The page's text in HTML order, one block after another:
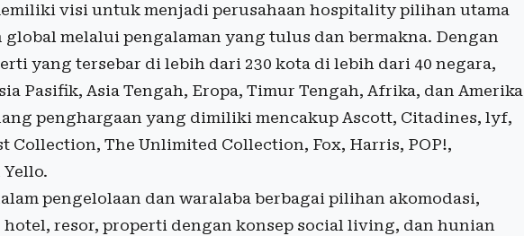
visi untuk menjadi perusahaan hospitality pilihan utama
melalui pengalaman yang tulus dan bermakna. Dengan
yang tersebar di lebih dari 230 kota di lebih dari 40 negara,
Pasifik, Asia Tengah, Eropa, Timur Tengah, Afrika, dan Amerika
penghargaan yang dimiliki mencakup Ascott, Citadines, lyf,
Collection, The Unlimited Collection, Fox, Harris, POP!,
pengelolaan dan waralaba berbagai pilihan akomodasi,
resor, properti dengan konsep social living, dan hunian